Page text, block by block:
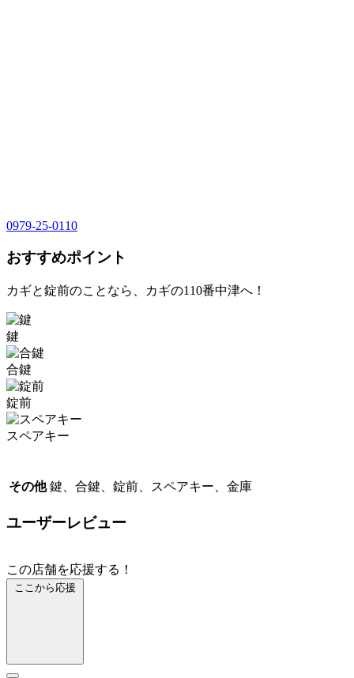
0979-25-0110
おすすめポイント
カギと錠前のことなら、カギの110番中津へ！
鍵
合鍵
錠前
スペアキー
その他 鍵、合鍵、錠前、スペアキー、金庫
ユーザーレビュー
この店舗を応援する！
ここから応援